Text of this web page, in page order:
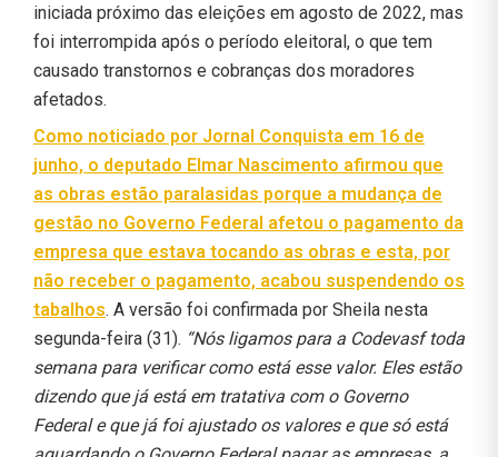
iniciada próximo das eleições em agosto de 2022, mas
foi interrompida após o período eleitoral, o que tem
causado transtornos e cobranças dos moradores
afetados.
Como noticiado por Jornal Conquista em 16 de
junho, o deputado Elmar Nascimento afirmou que
as obras estão paralasidas porque a mudança de
gestão no Governo Federal afetou o pagamento da
empresa que estava tocando as obras e esta, por
não receber o pagamento, acabou suspendendo os
tabalhos. A versão foi confirmada por Sheila nesta
segunda-feira (31). “Nós ligamos para a Codevasf toda
semana para verificar como está esse valor. Eles estão
dizendo que já está em tratativa com o Governo
Federal e que já foi ajustado os valores e que só está